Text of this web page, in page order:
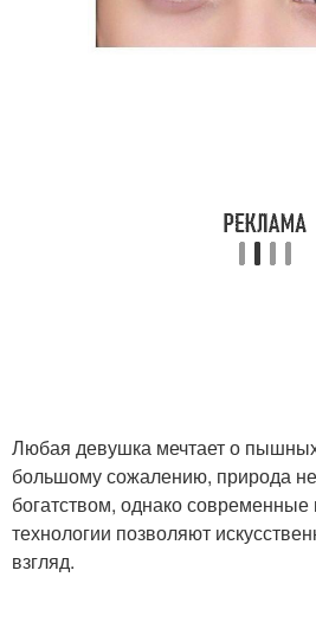
Любая девушка мечтает о
большому сожалению, природа
богатством, однако современные
технологии позволяют
взгляд.